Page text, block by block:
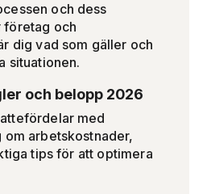
och dess
företag och
dig vad som gäller och
situationen.
och belopp 2026
med
om arbetskostnader,
tips för att optimera